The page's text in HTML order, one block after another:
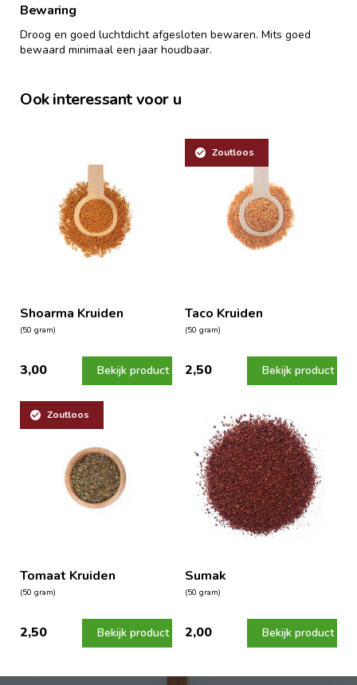
Bewaring
Droog en goed luchtdicht afgesloten bewaren. Mits goed
bewaard minimaal een jaar houdbaar.
Ook interessant voor u
Shoarma Kruiden
(50 gram)
3,00 Bekijk product
Zoutloos
Taco Kruiden
(50 gram)
2,50 Bekijk product
Zoutloos
Tomaat Kruiden
(50 gram)
2,50 Bekijk product
Sumak
(50 gram)
2,00 Bekijk product